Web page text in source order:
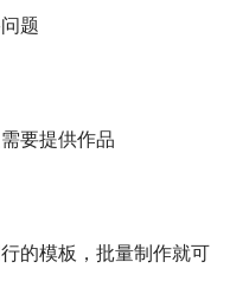
题
要提供作品
的模板，批量制作就可